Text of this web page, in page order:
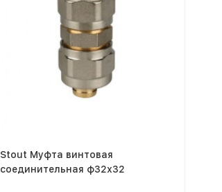
Stout Муфта винтовая
соединительная ф32х32